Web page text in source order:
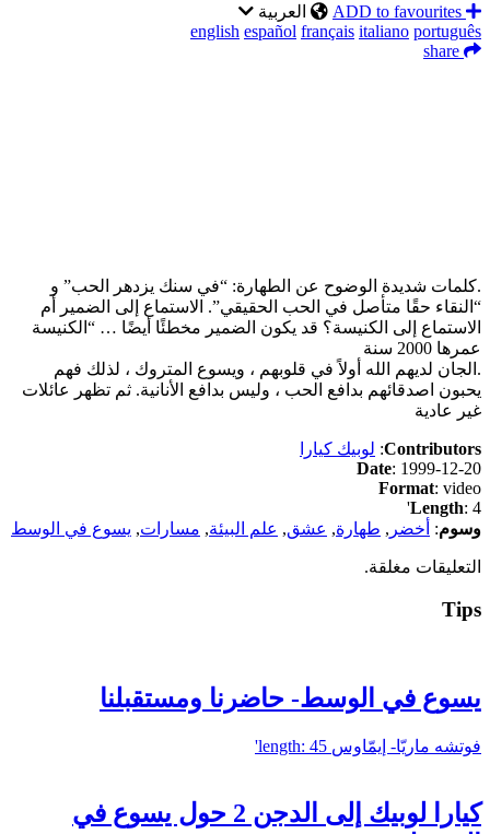
العربية
english español français italiano português
نشر
.كلمات شديدة الوضوح عن الطهارة: “في سنك يزدهر الحب” و
“النقاء حقًا متأصل في الحب الحقيقي”. الاستماع إلى الضمير أم
الاستماع إلى الكنيسة؟ قد يكون الضمير مخطئًا أيضًا … “الكنيسة
عمرها 2000 سنة
.الجان لديهم الله أولاً في قلوبهم ، ويسوع المتروك ، لذلك فهم
يحبون اصدقائهم بدافع الحب ، وليس بدافع الأنانية. ثم تظهر عائلات
غير عادية
Contributors
: لوبيك كيارا
Date: 1999-12-20
Format: video
Length: 4'
وسوم: أخضر , طهارة, عشق, علم البيئة, مسارات, يسوع في الوسط
التعليقات مغلقة.
Tips
يسوع في الوسط- حاضرنا ومستقبلنا
فوتشه ماريّا- إيمّاوس length: 45'
كيارا لوبيك إلى الدجن 2 حول يسوع في